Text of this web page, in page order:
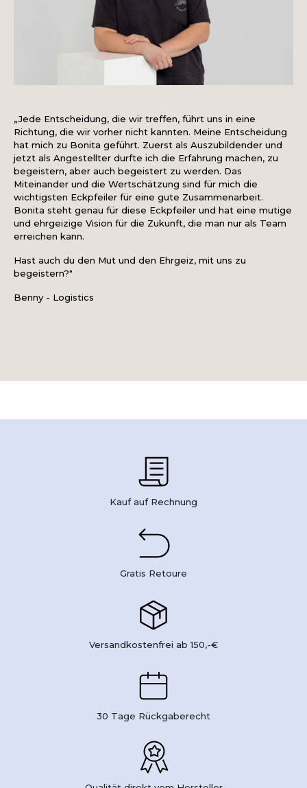
„Jede Entscheidung, die wir treffen, führt uns in eine
Richtung, die wir vorher nicht kannten. Meine Entscheidung
hat mich zu Bonita geführt. Zuerst als Auszubildender und
jetzt als Angestellter durfte ich die Erfahrung machen, zu
begeistern, aber auch begeistert zu werden. Das
Miteinander und die Wertschätzung sind für mich die
wichtigsten Eckpfeiler für eine gute Zusammenarbeit.
Bonita steht genau für diese Eckpfeiler und hat eine mutige
und ehrgeizige Vision für die Zukunft, die man nur als Team
erreichen kann.
Hast auch du den Mut und den Ehrgeiz, mit uns zu
begeistern?"
Benny - Logistics
Kauf auf Rechnung
Gratis Retoure
Versandkostenfrei ab 150,-€
30 Tage Rückgaberecht